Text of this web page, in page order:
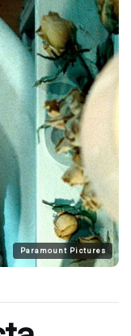
Paramount Pictures